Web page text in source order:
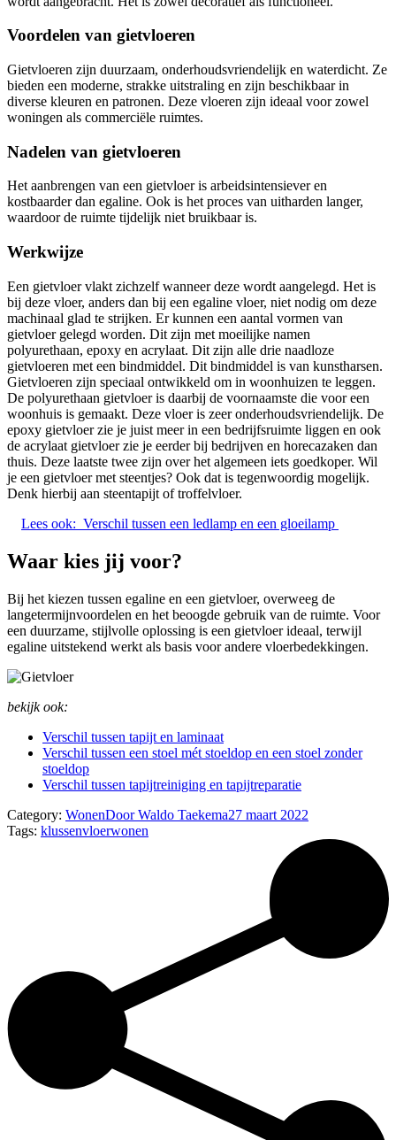
Voordelen van gietvloeren
Gietvloeren zijn duurzaam, onderhoudsvriendelijk en waterdicht. Ze
bieden een moderne, strakke uitstraling en zijn beschikbaar in
diverse kleuren en patronen. Deze vloeren zijn ideaal voor zowel
woningen als commerciële ruimtes.
Nadelen van gietvloeren
Het aanbrengen van een gietvloer is arbeidsintensiever en
kostbaarder dan egaline. Ook is het proces van uitharden langer,
waardoor de ruimte tijdelijk niet bruikbaar is.
Werkwijze
Een gietvloer vlakt zichzelf wanneer deze wordt aangelegd. Het is
bij deze vloer, anders dan bij een egaline vloer, niet nodig om deze
machinaal glad te strijken. Er kunnen een aantal vormen van
gietvloer gelegd worden. Dit zijn met moeilijke namen
polyurethaan, epoxy en acrylaat. Dit zijn alle drie naadloze
gietvloeren met een bindmiddel. Dit bindmiddel is van kunstharsen.
Gietvloeren zijn speciaal ontwikkeld om in woonhuizen te leggen.
De polyurethaan gietvloer is daarbij de voornaamste die voor een
woonhuis is gemaakt. Deze vloer is zeer onderhoudsvriendelijk. De
epoxy gietvloer zie je juist meer in een bedrijfsruimte liggen en ook
de acrylaat gietvloer zie je eerder bij bedrijven en horecazaken dan
thuis. Deze laatste twee zijn over het algemeen iets goedkoper. Wil
je een gietvloer met steentjes? Ook dat is tegenwoordig mogelijk.
Denk hierbij aan steentapijt of troffelvloer.
Lees ook: Verschil tussen een ledlamp en een gloeilamp
Waar kies jij voor?
Bij het kiezen tussen egaline en een gietvloer, overweeg de
langetermijnvoordelen en het beoogde gebruik van de ruimte. Voor
een duurzame, stijlvolle oplossing is een gietvloer ideaal, terwijl
egaline uitstekend werkt als basis voor andere vloerbedekkingen.
bekijk ook:
Verschil tussen tapijt en laminaat
Verschil tussen een stoel mét stoeldop en een stoel zonder
stoeldop
Verschil tussen tapijtreiniging en tapijtreparatie
Category: WonenDoorWaldo Taekema27 maart 2022
Tags: klussenvloerwonen